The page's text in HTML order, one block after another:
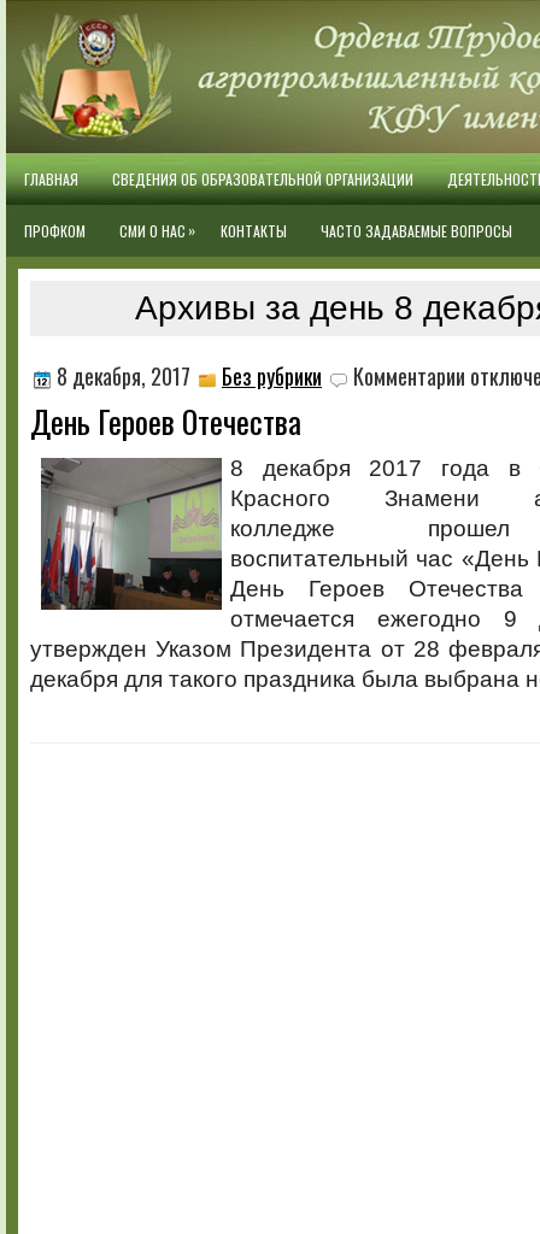
ГЛАВНАЯ СВЕДЕНИЯ ОБ ОБРАЗОВАТЕЛЬНОЙ ОРГАНИЗАЦИИ
ПРОФКОМ СМИ О НАС » КОНТАКТЫ ЧАСТО ЗАДАВАЕМЫЕ ВОПРОСЫ
Архивы за день 8
8 декабря, 2017 Без рубрики Комментарии записи
День Героев Отечества
8 декабря 2017 года в
Красного Знамени
колледже прошел
воспитательный час «День
День Героев
отмечается ежегодно
утвержден Указом Президента от 28
декабря для такого праздника была выбрана